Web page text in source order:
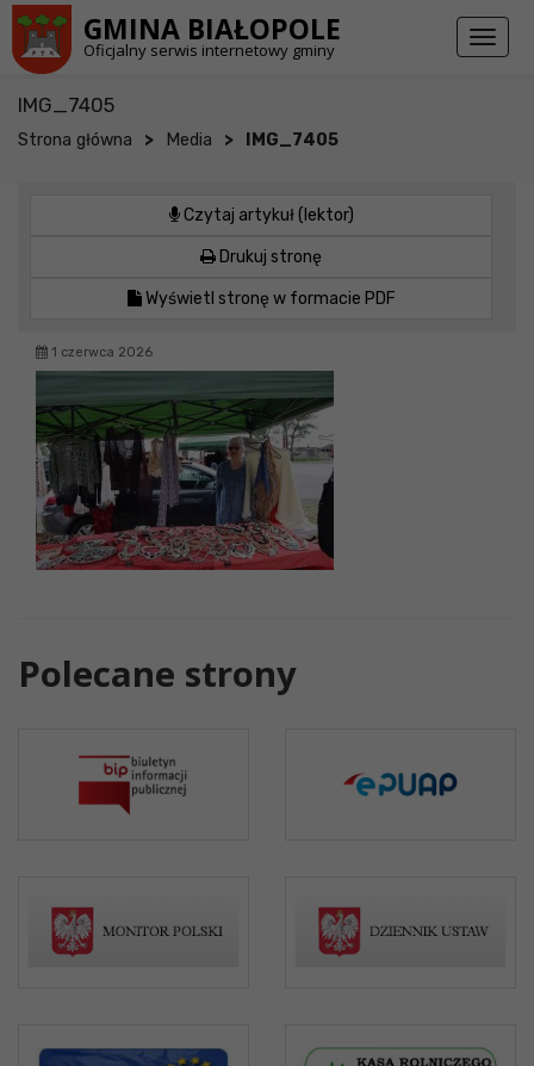
GMINA BIAŁOPOLE
Oficjalny serwis internetowy gminy
Toggle
IMG_7405
Strona główna > Media > IMG_7405
Czytaj artykuł (lektor)
Drukuj stronę
Wyświetl stronę w formacie PDF
1 czerwca 2026
Polecane strony